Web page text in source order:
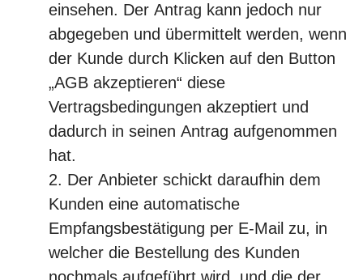
einsehen. Der Antrag kann jedoch nur
abgegeben und übermittelt werden, wenn
der Kunde durch Klicken auf den Button
„AGB akzeptieren“ diese
Vertragsbedingungen akzeptiert und
dadurch in seinen Antrag aufgenommen
hat.
Der Anbieter schickt daraufhin dem
Kunden eine automatische
Empfangsbestätigung per E-Mail zu, in
welcher die Bestellung des Kunden